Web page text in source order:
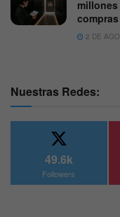
compras
2 DE
Nuestras Redes:
49.6k
Followers